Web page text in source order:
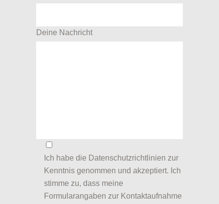
Deine Nachricht
Ich habe die Datenschutzrichtlinien zur
Kenntnis genommen und akzeptiert. Ich
stimme zu, dass meine
Formularangaben zur Kontaktaufnahme